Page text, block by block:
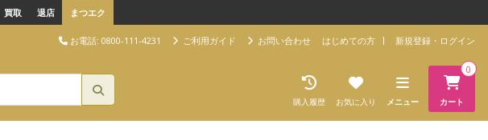
買取 退店 まつエク
お電話: 0800-111-4231 ご利用ガイド お問い合わせ はじめての方 新規登録・ログイン
カート
0
メニュー
お気に入り
購入履歴